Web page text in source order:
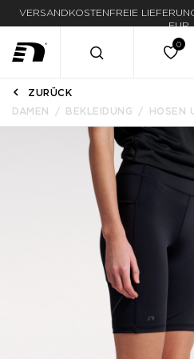
VERSANDKOSTENFREIE
EUR
ZURÜCK
DAMEN
BEKLEIDUNG HOSEN